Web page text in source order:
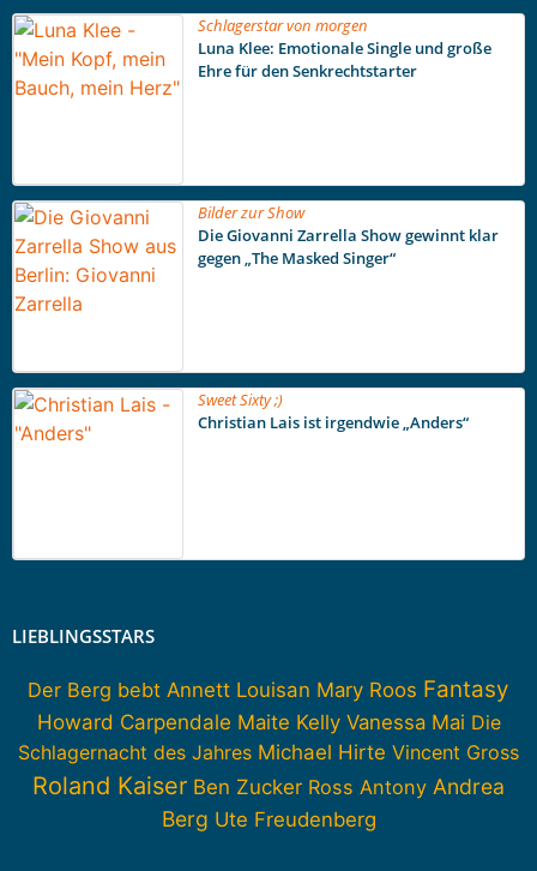
Schlagerstar von morgen
Luna Klee: Emotionale Single und große
Ehre für den Senkrechtstarter
Bilder zur Show
Die Giovanni Zarrella Show gewinnt klar
gegen „The Masked Singer“
Sweet Sixty ;)
Christian Lais ist irgendwie „Anders“
LIEBLINGSSTARS
Der Berg bebt Annett Louisan Mary Roos Fantasy
Howard Carpendale Maite Kelly Vanessa Mai Die
Schlagernacht des Jahres Michael Hirte Vincent Gross
Roland Kaiser Ben Zucker Ross Antony Andrea
Berg Ute Freudenberg